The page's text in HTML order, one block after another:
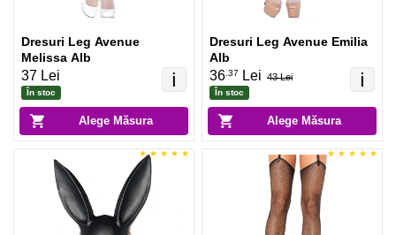
Alege Măsura
ℹ️
Dresuri Leg Avenue
Melissa Alb
37 Lei
În stoc
Alege Măsura
ℹ️
Dresuri Leg Avenue Emilia
Alb
36 .37 Lei 43 Lei
În stoc